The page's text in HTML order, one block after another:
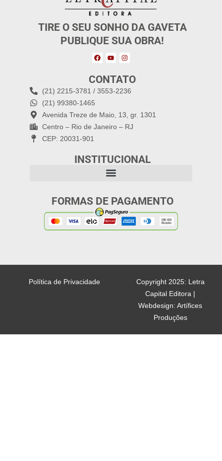
TIRE O SEU SONHO DA GAVETA
PUBLIQUE SUA OBRA!
CONTATO
(21) 2215-3781 / 3553-2236
(21) 99380-1465
Avenida Treze de Maio, 13, gr. 1301
Centro – Rio de Janeiro – RJ
CEP: 20031-901
INSTITUCIONAL
FORMAS DE PAGAMENTO
Copyright 2025: Letra
Capital Editora |
Webdesign: Artífices
Produções
Política de Privacidade